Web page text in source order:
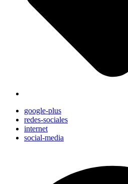
google-plus
redes-sociales
internet
social-media